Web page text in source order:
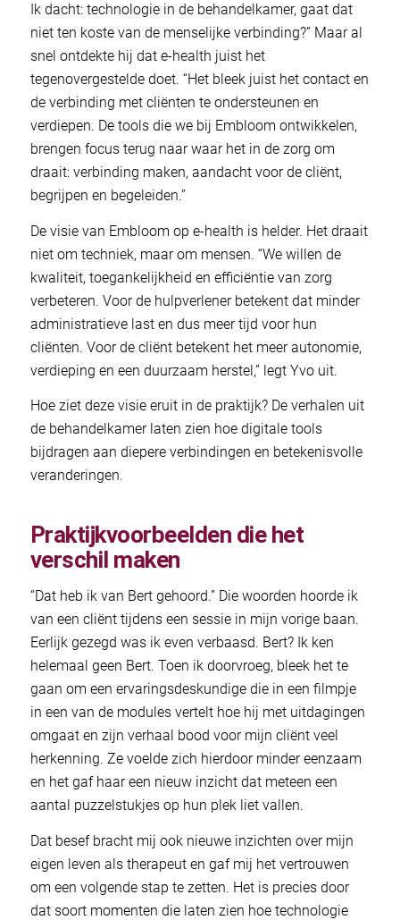
Ik dacht: technologie in de behandelkamer, gaat dat
niet ten koste van de menselijke verbinding?” Maar al
snel ontdekte hij dat e-health juist het
tegenovergestelde doet. “Het bleek juist het contact en
de verbinding met cliënten te ondersteunen en
verdiepen. De tools die we bij Embloom ontwikkelen,
brengen focus terug naar waar het in de zorg om
draait: verbinding maken, aandacht voor de cliënt,
begrijpen en begeleiden.”
De visie van Embloom op e-health is helder. Het draait
niet om techniek, maar om mensen. “We willen de
kwaliteit, toegankelijkheid en efficiëntie van zorg
verbeteren. Voor de hulpverlener betekent dat minder
administratieve last en dus meer tijd voor hun
cliënten. Voor de cliënt betekent het meer autonomie,
verdieping en een duurzaam herstel,” legt Yvo uit.
Hoe ziet deze visie eruit in de praktijk? De verhalen uit
de behandelkamer laten zien hoe digitale tools
bijdragen aan diepere verbindingen en betekenisvolle
veranderingen.
Praktijkvoorbeelden die het
verschil maken
“Dat heb ik van Bert gehoord.” Die woorden hoorde ik
van een cliënt tijdens een sessie in mijn vorige baan.
Eerlijk gezegd was ik even verbaasd. Bert? Ik ken
helemaal geen Bert. Toen ik doorvroeg, bleek het te
gaan om een ervaringsdeskundige die in een filmpje
in een van de modules vertelt hoe hij met uitdagingen
omgaat en zijn verhaal bood voor mijn cliënt veel
herkenning. Ze voelde zich hierdoor minder eenzaam
en het gaf haar een nieuw inzicht dat meteen een
aantal puzzelstukjes op hun plek liet vallen.
Dat besef bracht mij ook nieuwe inzichten over mijn
eigen leven als therapeut en gaf mij het vertrouwen
om een volgende stap te zetten. Het is precies door
dat soort momenten die laten zien hoe technologie